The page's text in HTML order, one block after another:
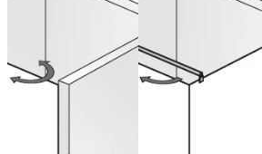
niche
pour paroi
latérale